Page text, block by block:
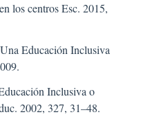
los centros Esc. 2015,
Educación Inclusiva
Inclusiva o
2002, 327, 31–48.